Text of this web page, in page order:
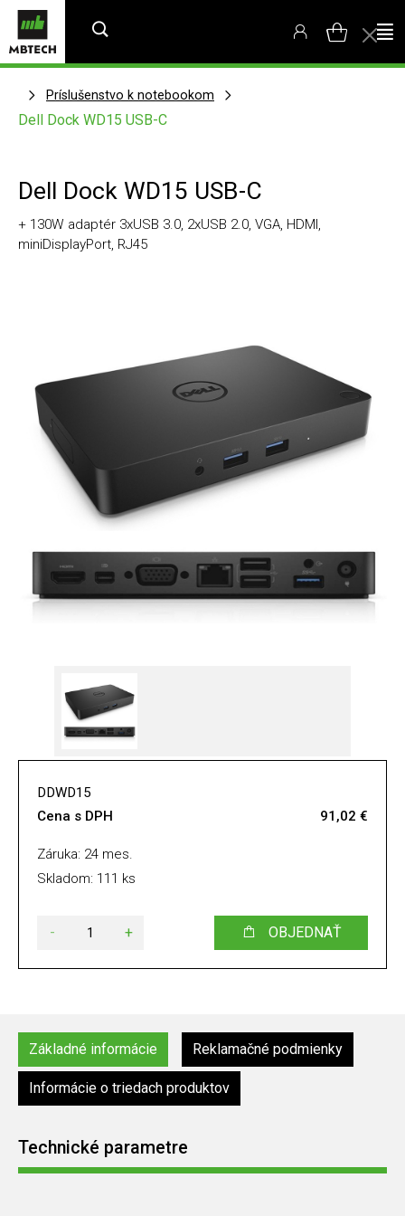
Príslušenstvo k notebookom
Dell Dock WD15 USB-C
Dell Dock WD15 USB-C
+ 130W adaptér 3xUSB 3.0, 2xUSB 2.0, VGA, HDMI,
miniDisplayPort, RJ45
DDWD15
Cena s DPH
91,02 €
Záruka: 24 mes.
Skladom: 111 ks
- + OBJEDNAŤ
Základné informácie Reklamačné podmienky
Informácie o triedach produktov
Technické parametre